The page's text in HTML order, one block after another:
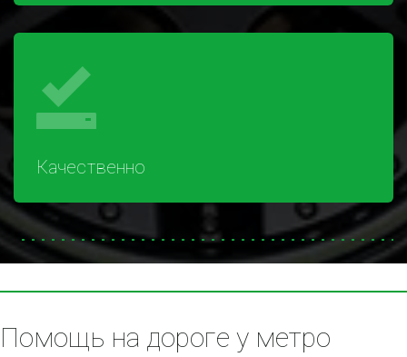
Качественно
Помощь на дороге у метро